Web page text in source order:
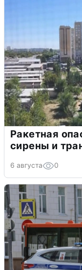
Ракетная
сирены и
6 августа 0